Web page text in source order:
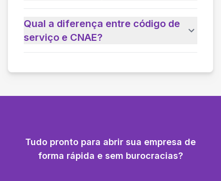
Qual a diferença entre código de
serviço e CNAE?
Tudo pronto para abrir sua empresa de
forma rápida e sem burocracias?